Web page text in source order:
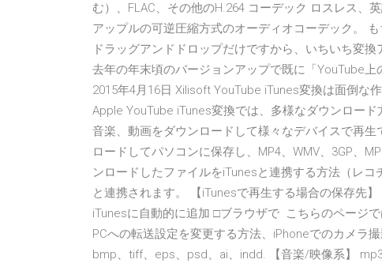
む）、FLAC、その他のH.264 コーデック ロスレス、
アップルの可逆圧縮方式のオーディオコーデック。
ドラッグアンドドロップだけですから、いちいち変
去年の年末頃のバージョンアップで既に「YouTube上
2015年4月16日 Xilisoft YouTube iTunes変換は面倒な
Apple YouTube iTunes変換では、多様なダウンロー
音楽、動画をダウンロードして様々なデバイスで再
ロードしてパソコンに保存し、MP4、WMV、3GP、
ンロードしたファイルをiTunesと連携する方法（レ
と連携されます。 【iTunesで再生する場合の保存先
iTunesに自動的に追加 □ブラウザで こちらのページ
PCへの転送設定を変更する方法、iPhoneでのカメラ
bmp、tiff、eps、psd、ai、indd. 【音楽/映像系】